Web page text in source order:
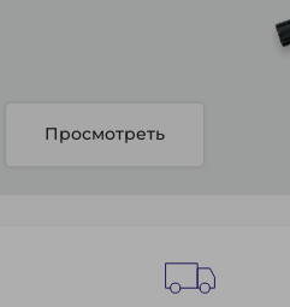
Просмотреть